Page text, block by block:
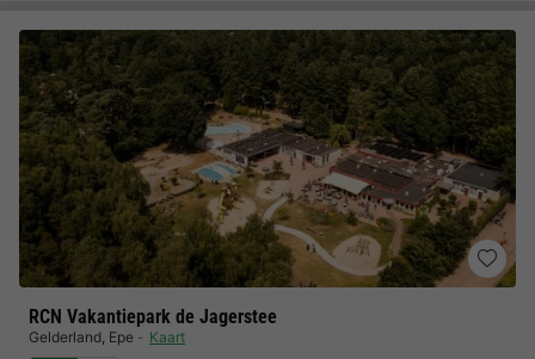
RCN Vakantiepark de Jagerstee
Gelderland, Epe Kaart